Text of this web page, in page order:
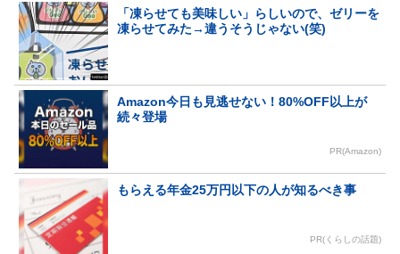
「凍らせても美味しい」らしいので、ゼリーを
凍らせてみた→違うそうじゃない(笑)
Amazon今日も見逃せない！80%OFF以上が
続々登場
PR(Amazon)
もらえる年金25万円以下の人が知るべき事
PR(くらしの話題)